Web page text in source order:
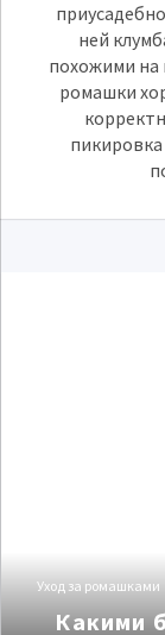
ней
похожими на
ромашки
Уход за ромашками
Какими